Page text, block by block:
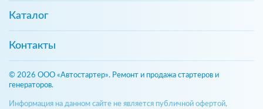
Каталог
Контакты
© 2026 ООО «Автостартер». Ремонт и продажа стартеров и
генераторов.
Информация на данном сайте не является публичной офертой,